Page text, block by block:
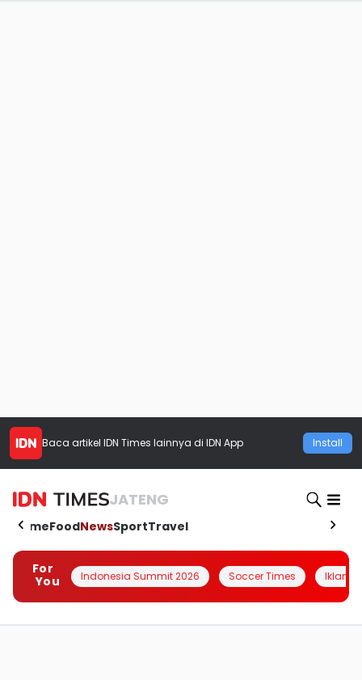
Baca artikel IDN Times lainnya di IDN App Install
JATENG
HomeFoodNewsSportTravel
For
You
Indonesia Summit 2026 Soccer Times Iklanin